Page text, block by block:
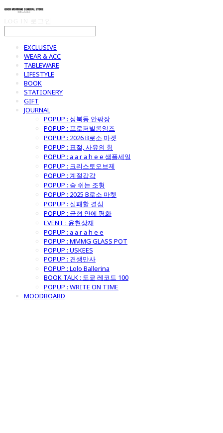
EXCLUSIVE
WEAR & ACC
TABLEWARE
LIFESTYLE
BOOK
STATIONERY
GIFT
JOURNAL
POPUP : 성북동 안팎장
POPUP : 프로퍼빌롱잉즈
POPUP : 2026 B로소 마켓
POPUP : 표절, 사유의 힘
POPUP : a a r a h e e 샘플세일
POPUP : 크리스토오브제
POPUP : 계절감각
POPUP : 숨 쉬는 조형
POPUP : 2025 B로소 마켓
POPUP : 실패할 결심
POPUP : 균형 안에 평화
EVENT : 윤현상재
POPUP : a a r a h e e
POPUP : MMMG GLASS POT
POPUP : USKEES
POPUP : 견생만사
POPUP : Lolo Ballerina
BOOK TALK : 도쿄 레코드 100
POPUP : WRITE ON TIME
MOODBOARD